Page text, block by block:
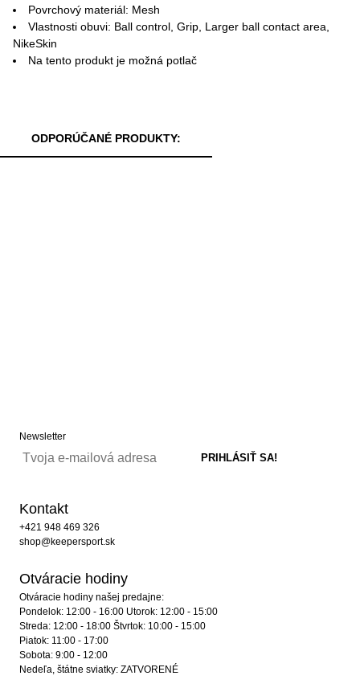
Povrchový materiál: Mesh
Vlastnosti obuvi: Ball control, Grip, Larger ball contact area,
NikeSkin
Na tento produkt je možná potlač
ODPORÚČANÉ PRODUKTY:
Newsletter
Kontakt
+421 948 469 326
shop@keepersport.sk
Otváracie hodiny
Otváracie hodiny našej predajne:
Pondelok: 12:00 - 16:00 Utorok: 12:00 - 15:00
Streda: 12:00 - 18:00 Štvrtok: 10:00 - 15:00
Piatok: 11:00 - 17:00
Sobota: 9:00 - 12:00
Nedeľa, štátne sviatky: ZATVORENÉ